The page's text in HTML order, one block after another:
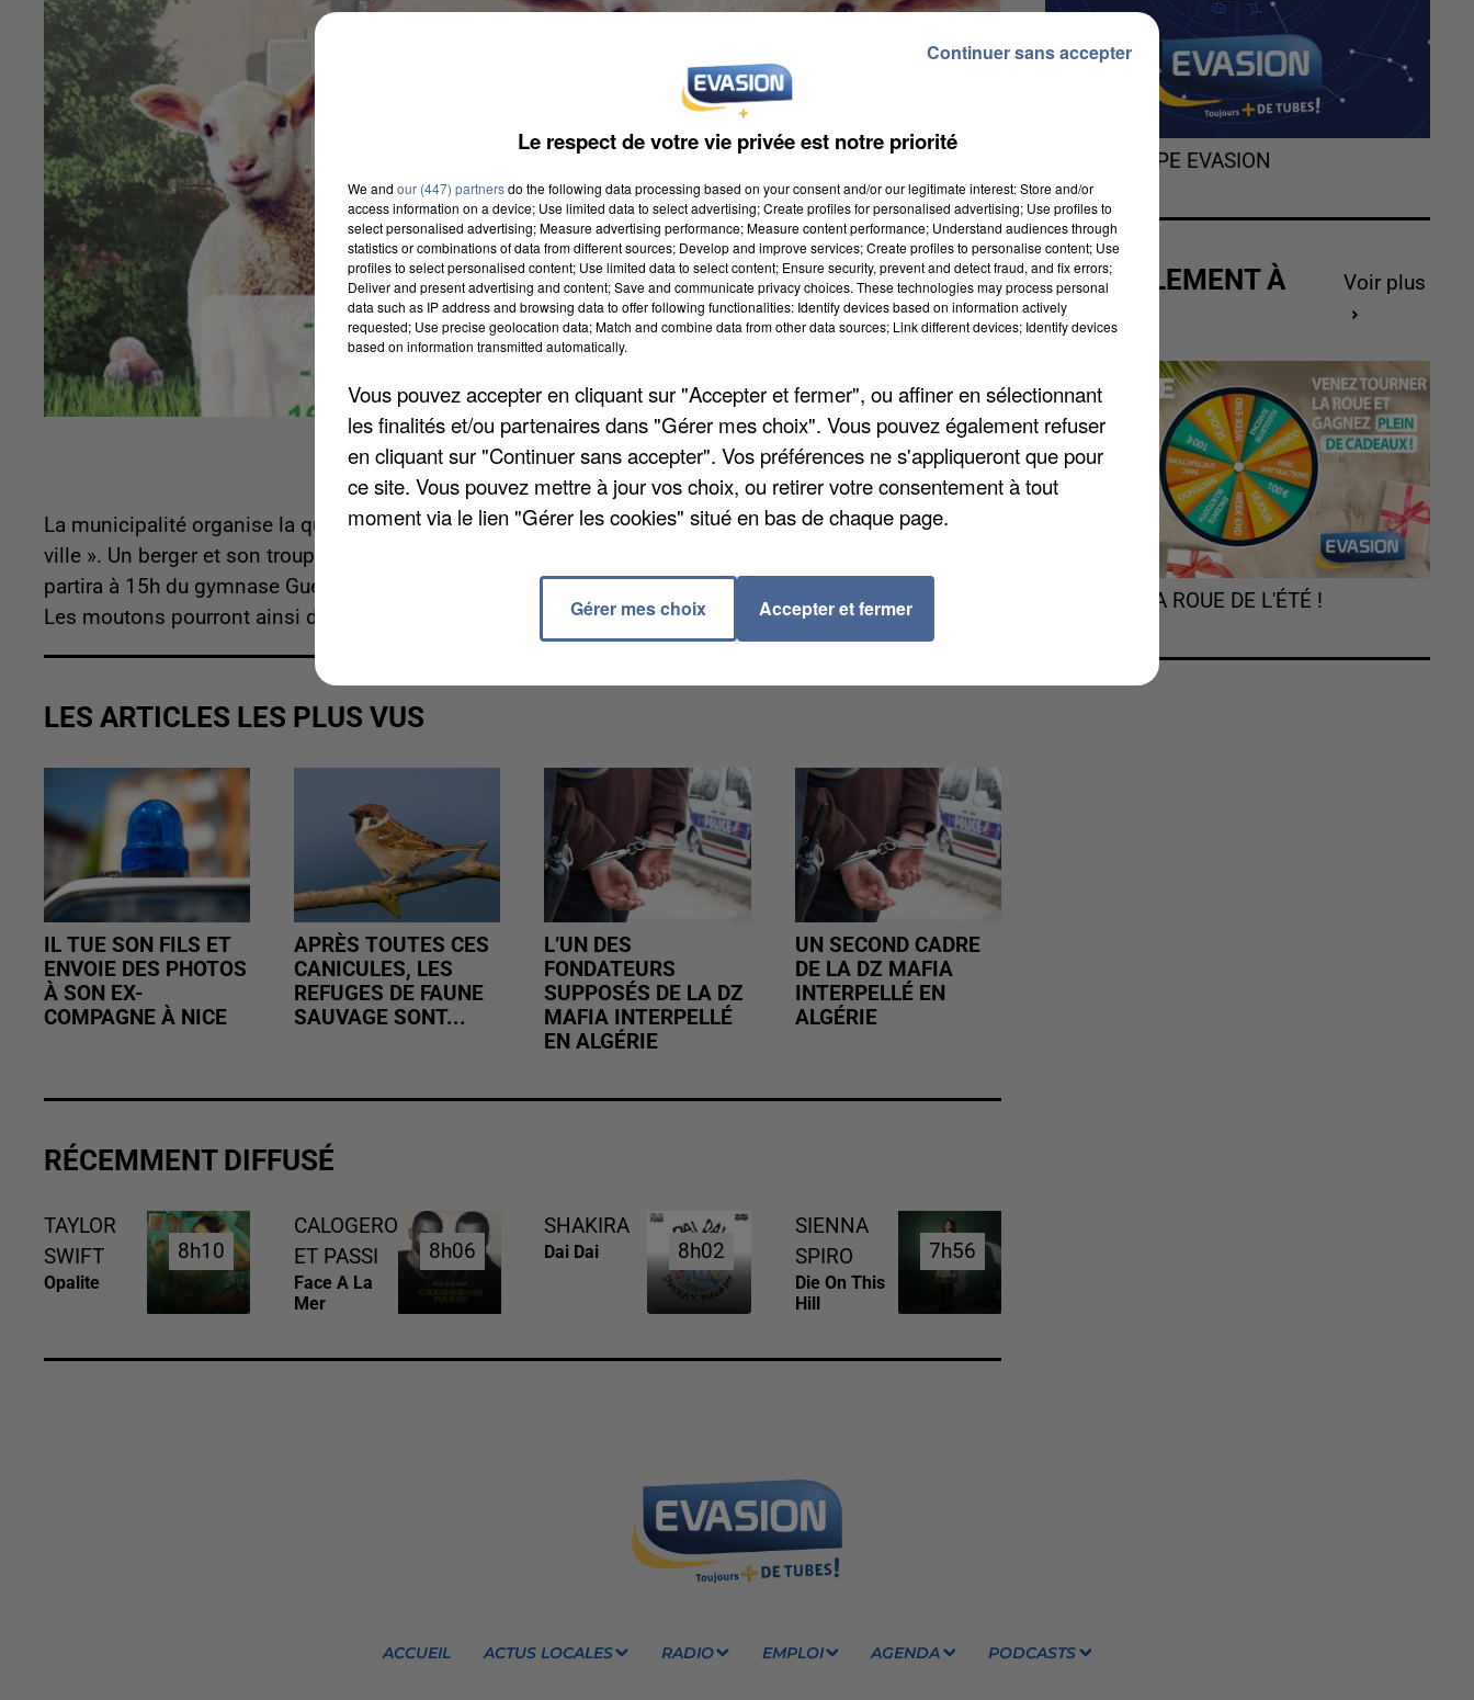
La municipalité organise la quatrième édition de son grand évènement écolo « Des moutons dans la
ville ». Un berger et son troupeau de brebis va traverser la commune et son cadre semi-rural demain. Il
partira à 15h du gymnase Guéric Kervadec pour rejoindre le verger Saint-Nicolas, en bord de Bièvres.
Les moutons pourront ainsi désherber les berges dans le plus grand respect de l'environnement.
LES ARTICLES LES PLUS VUS
IL TUE SON FILS ET
ENVOIE DES PHOTOS
À SON EX-
COMPAGNE À NICE
APRÈS TOUTES CES
CANICULES, LES
REFUGES DE FAUNE
SAUVAGE SONT...
L’UN DES
FONDATEURS
SUPPOSÉS DE LA DZ
MAFIA INTERPELLÉ
EN ALGÉRIE
UN SECOND CADRE
DE LA DZ MAFIA
INTERPELLÉ EN
ALGÉRIE
RÉCEMMENT DIFFUSÉ
TAYLOR
SWIFT
Opalite
8h10
8h10
CALOGERO
ET PASSI
Face A La
Mer
8h06
8h06
SHAKIRA
Dai Dai 8h02
8h02
SIENNA
SPIRO
Die On This
Hill
7h56
7h56
L'HOROSCOPE EVASION
ACTUELLEMENT À
GAGNER
Voir plus
TOURNEZ LA ROUE DE L'ÉTÉ !
ACCUEIL ACTUS LOCALES RADIO EMPLOI AGENDA PODCASTS
Le respect de votre vie privée est notre priorité
We and our (447) partnersdo the following data processing based on your consent and/or our legitimate interest: Store and/or
access information on a device; Use limited data to select advertising; Create profiles for personalised advertising; Use profiles to
select personalised advertising; Measure advertising performance; Measure content performance; Understand audiences through
statistics or combinations of data from different sources; Develop and improve services; Create profiles to personalise content; Use
profiles to select personalised content; Use limited data to select content; Ensure security, prevent and detect fraud, and fix errors;
Deliver and present advertising and content; Save and communicate privacy choices. These technologies may process personal
data such as IP address and browsing data to offer following functionalities: Identify devices based on information actively
requested; Use precise geolocation data; Match and combine data from other data sources; Link different devices; Identify devices
based on information transmitted automatically.
Vous pouvez accepter en cliquant sur "Accepter et fermer", ou affiner en sélectionnant
les finalités et/ou partenaires dans "Gérer mes choix". Vous pouvez également refuser
en cliquant sur "Continuer sans accepter". Vos préférences ne s'appliqueront que pour
ce site. Vous pouvez mettre à jour vos choix, ou retirer votre consentement à tout
moment via le lien "Gérer les cookies" situé en bas de chaque page.
Gérer mes choix Accepter et fermer
Continuer sans accepter